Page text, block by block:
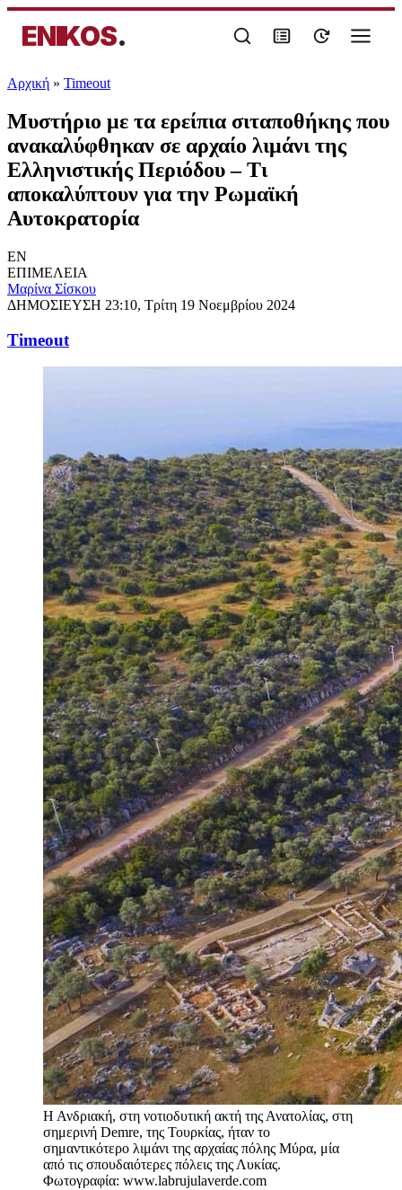
ENIKOS.
Αρχική » Timeout
Μυστήριο με τα ερείπια σιταποθήκης που
ανακαλύφθηκαν σε αρχαίο λιμάνι της
Ελληνιστικής Περιόδου – Τι
αποκαλύπτουν για την Ρωμαϊκή
Αυτοκρατορία
EN
ΕΠΙΜΕΛΕΙΑ
Μαρίνα Σίσκου
ΔΗΜΟΣΙΕΥΣΗ 23:10, Τρίτη 19 Νοεμβρίου 2024
Timeout
Η Ανδριακή, στη νοτιοδυτική ακτή της Ανατολίας, στη
σημερινή Demre, της Τουρκίας, ήταν το
σημαντικότερο λιμάνι της αρχαίας πόλης Μύρα, μία
από τις σπουδαιότερες πόλεις της Λυκίας.
Φωτογραφία: www.labrujulaverde.com